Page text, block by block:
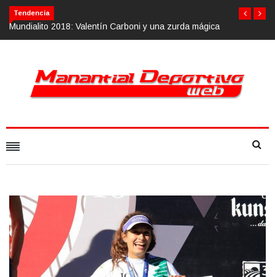
Tendencia
Calvario Race 2018, 10 de noviembre